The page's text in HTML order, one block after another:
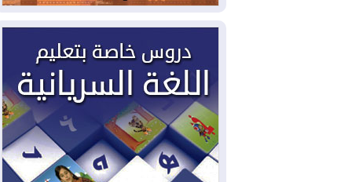
2026-08-06مئات القاصرين بلا مأوى.. أزمة
سبتة تتصاعد وتضغط على مدريد
2026-08-05
لمدة عام.. بدء توريد 100
مليون قدم مكعب يومياً من غاز كورمور في
إقليم كوردستان إلى وزارة الكهرباء العراقية
2026-08-05
15كارثة بيئية ومناخية ترسم
ملامح أخطر التحديات التي تواجه العراق
اليوم